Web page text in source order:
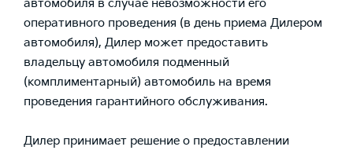
автомобиля в случае невозможности его
оперативного проведения (в день приема Дилером
автомобиля), Дилер может предоставить
владельцу автомобиля подменный
(комплиментарный) автомобиль на время
проведения гарантийного обслуживания.
Дилер принимает решение о предоставлении